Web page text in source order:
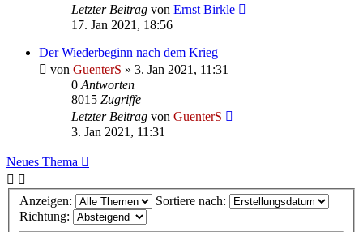
Letzter Beitrag von Ernst Birkle
17. Jan 2021, 18:56
Der Wiederbeginn nach dem Krieg
von GuenterS » 3. Jan 2021, 11:31
0 Antworten
8015 Zugriffe
Letzter Beitrag von GuenterS
3. Jan 2021, 11:31
Neues Thema
Anzeigen:
Sortiere nach:
Richtung: